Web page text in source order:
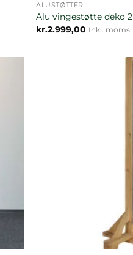
ALUSTØTTER
Alu vingestøtte deko 2
kr.2.999,00 Inkl. moms